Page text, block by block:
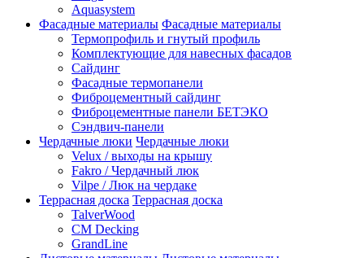
Aquasystem
Фасадные материалы Фасадные материалы
Термопрофиль и гнутый профиль
Комплектующие для навесных фасадов
Сайдинг
Фасадные термопанели
Фиброцементный сайдинг
Фиброцементные панели БЕТЭКО
Сэндвич-панели
Чердачные люки Чердачные люки
Velux / выходы на крышу
Fakro / Чердачный люк
Vilpe / Люк на чердаке
Террасная доска Террасная доска
TalverWood
CM Decking
GrandLine